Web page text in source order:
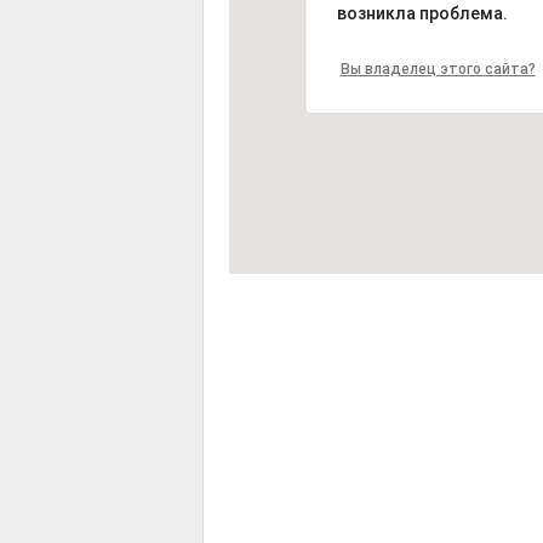
возникла проблема.
Вы владелец этого сайта?